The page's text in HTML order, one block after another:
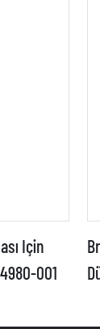
Için
001